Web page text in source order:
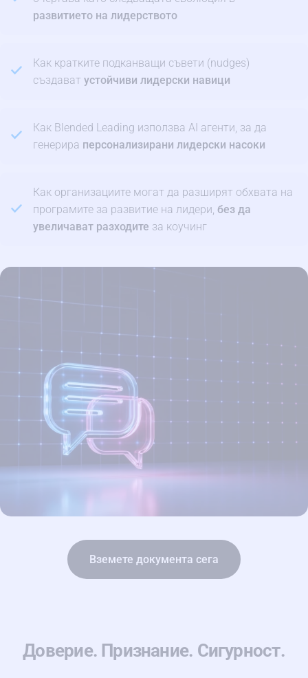
развитието на лидерството
Как кратките подканващи съвети (nudges)
създават устойчиви лидерски навици
Как Blended Leading използва AI агенти, за да
генерира персонализирани лидерски насоки
Как организациите могат да разширят обхвата на
програмите за развитие на лидери, без да
увеличават разходите за коучинг
Вземете документа сега
Доверие. Признание. Сигурност.